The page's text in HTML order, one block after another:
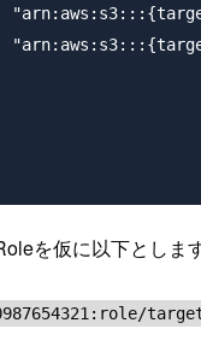
を仮に以下とします